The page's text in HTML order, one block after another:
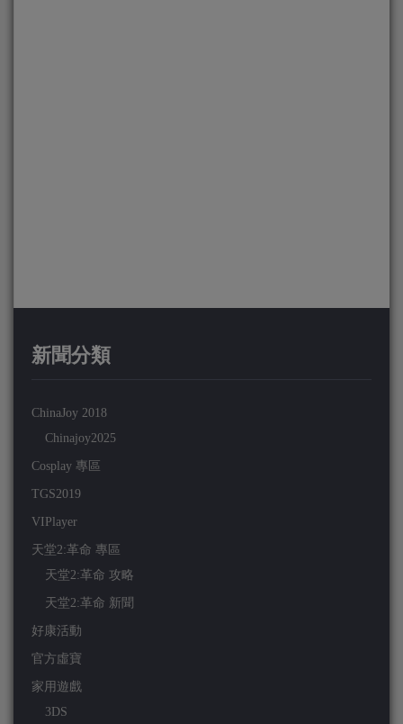
新聞分類
ChinaJoy 2018
Chinajoy2025
Cosplay 專區
TGS2019
VIPlayer
天堂2:革命 專區
天堂2:革命 攻略
天堂2:革命 新聞
好康活動
官方虛寶
家用遊戲
3DS